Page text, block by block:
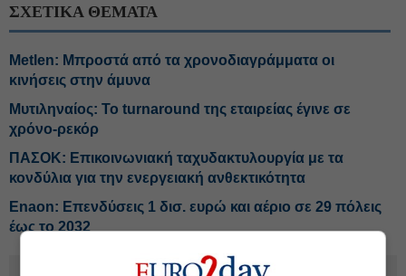
ΣΧΕΤΙΚΑ ΘΕΜΑΤΑ
Metlen: Μπροστά από τα χρονοδιαγράμματα οι
κινήσεις στην άμυνα
Μυτιληναίος: Το turnaround της εταιρείας έγινε σε
χρόνο-ρεκόρ
ΠΑΣΟΚ: Επικοινωνιακή ταχυδακτυλουργία με τα
κονδύλια για την ενεργειακή ανθεκτικότητα
Enaon: Επενδύσεις 1 δισ. ευρώ και αέριο σε 29 πόλεις
έως το 2032